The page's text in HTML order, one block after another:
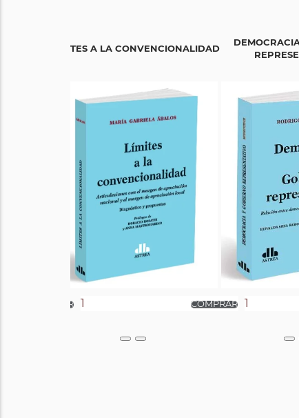
LÍMITES A LA CONVENCIONALIDAD